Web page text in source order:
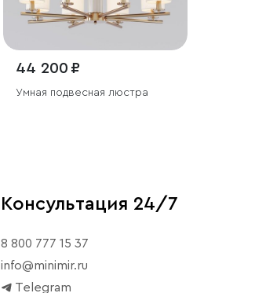
44 200 ₽
Умная подвесная люстра
Консультация 24/7
8 800 777 15 37
info@minimir.ru
Telegram